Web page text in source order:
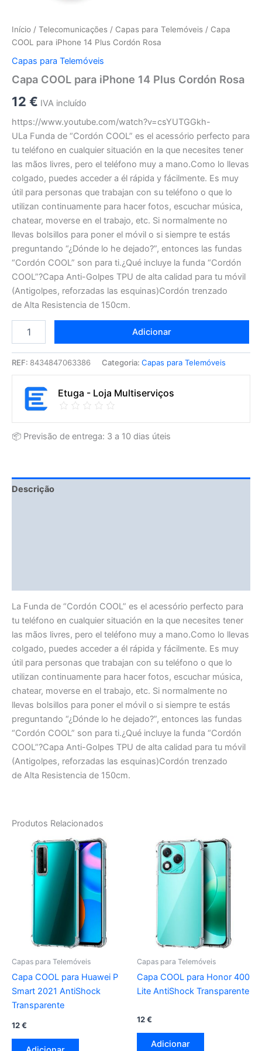
Início / Telecomunicações / Capas para Telemóveis / Capa
COOL para iPhone 14 Plus Cordón Rosa
Capas para Telemóveis
Capa COOL para iPhone 14 Plus Cordón Rosa
12 € IVA incluído
https://www.youtube.com/watch?v=csYUTGGkh-
ULa Funda de “Cordón COOL” es el acessório perfecto para
tu teléfono en cualquier situación en la que necesites tener
las mãos livres, pero el teléfono muy a mano.Como lo llevas
colgado, puedes acceder a él rápida y fácilmente. Es muy
útil para personas que trabajan con su teléfono o que lo
utilizan continuamente para hacer fotos, escuchar música,
chatear, moverse en el trabajo, etc. Si normalmente no
llevas bolsillos para poner el móvil o si siempre te estás
preguntando “¿Dónde lo he dejado?”, entonces las fundas
“Cordón COOL” son para ti.¿Qué incluye la funda “Cordón
COOL”?Capa Anti-Golpes TPU de alta calidad para tu móvil
(Antigolpes, reforzadas las esquinas)Cordón trenzado
de Alta Resistencia de 150cm.
Adicionar
REF: 8434847063386 Categoria: Capas para Telemóveis
Etuga - Loja Multiserviços
📦 Previsão de entrega: 3 a 10 dias úteis
Descrição
La Funda de “Cordón COOL” es el acessório perfecto para
tu teléfono en cualquier situación en la que necesites tener
las mãos livres, pero el teléfono muy a mano.Como lo llevas
colgado, puedes acceder a él rápida y fácilmente. Es muy
útil para personas que trabajan con su teléfono o que lo
utilizan continuamente para hacer fotos, escuchar música,
chatear, moverse en el trabajo, etc. Si normalmente no
llevas bolsillos para poner el móvil o si siempre te estás
preguntando “¿Dónde lo he dejado?”, entonces las fundas
“Cordón COOL” son para ti.¿Qué incluye la funda “Cordón
COOL”?Capa Anti-Golpes TPU de alta calidad para tu móvil
(Antigolpes, reforzadas las esquinas)Cordón trenzado
de Alta Resistencia de 150cm.
Produtos Relacionados
Capas para Telemóveis
Capa COOL para Huawei P
Smart 2021 AntiShock
Transparente
12€
Capas para Telemóveis
Capa COOL para Honor 400
Lite AntiShock Transparente
12€
Adicionar